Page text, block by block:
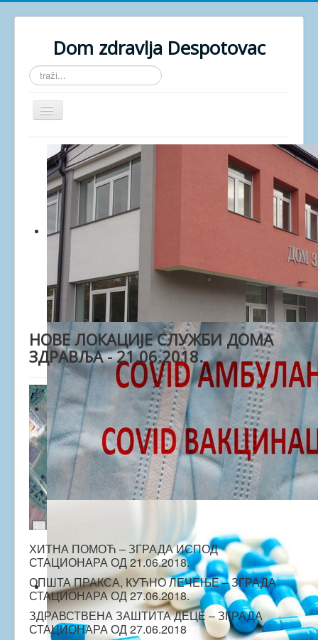
Dom zdravlja Despotovac
traži...
Isključi
navigaciju
POČETNA
O USTANOVI
GALERIJA
DOKUMENTA
KONTAKT
ZAKAZIVANJE
AKTUELNO
НОВЕ ЛОКАЦИЈЕ СЛУЖБИ ДОМА
ЗДРАВЉА - 21.06.2018.
ХИТНА ПОМОЋ – ЗГРАДА ИСПОД
СТАЦИОНАРА ОД 21.06.2018.
ОПШТА ПРАКСА, КУЋНО ЛЕЧЕЊЕ – ЗГРАДА
СТАЦИОНАРА ОД 27.06.2018.
ЗДРАВСТВЕНА ЗАШТИТА ДЕЦЕ – ЗГРАДА
СТАЦИОНАРА ОД 27.06.2018